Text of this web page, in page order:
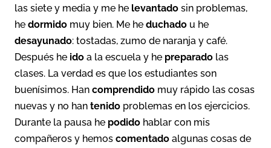
las siete y media y me he levantado sin problemas,
he dormido muy bien. Me he duchado u he
desayunado: tostadas, zumo de naranja y café.
Después he ido a la escuela y he preparado las
clases. La verdad es que los estudiantes son
buenísimos. Han comprendido muy rápido las cosas
nuevas y no han tenido problemas en los ejercicios.
Durante la pausa he podido hablar con mis
compañeros y hemos comentado algunas cosas de